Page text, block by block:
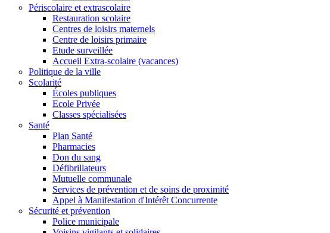
Périscolaire et extrascolaire
Restauration scolaire
Centres de loisirs maternels
Centre de loisirs primaire
Etude surveillée
Accueil Extra-scolaire (vacances)
Politique de la ville
Scolarité
Écoles publiques
Ecole Privée
Classes spécialisées
Santé
Plan Santé
Pharmacies
Don du sang
Défibrillateurs
Mutuelle communale
Services de prévention et de soins de proximité
Appel à Manifestation d'Intérêt Concurrente
Sécurité et prévention
Police municipale